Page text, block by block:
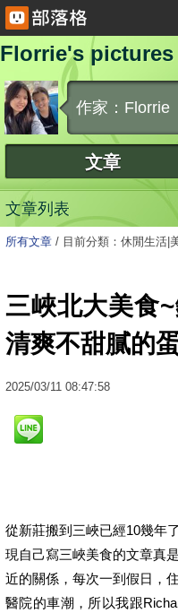
Florrie's
作家：Florrie
文章
文章列表
所有文章 / 目前分類：休閒生活|
三峽北大美食
清爽不甜膩的
2025/03/11 08:47:58
從新莊搬到三峽已經10幾年
現自己寫三峽美食的文章真
近的關係，每次一到假日，
醫院的車潮，所以我跟